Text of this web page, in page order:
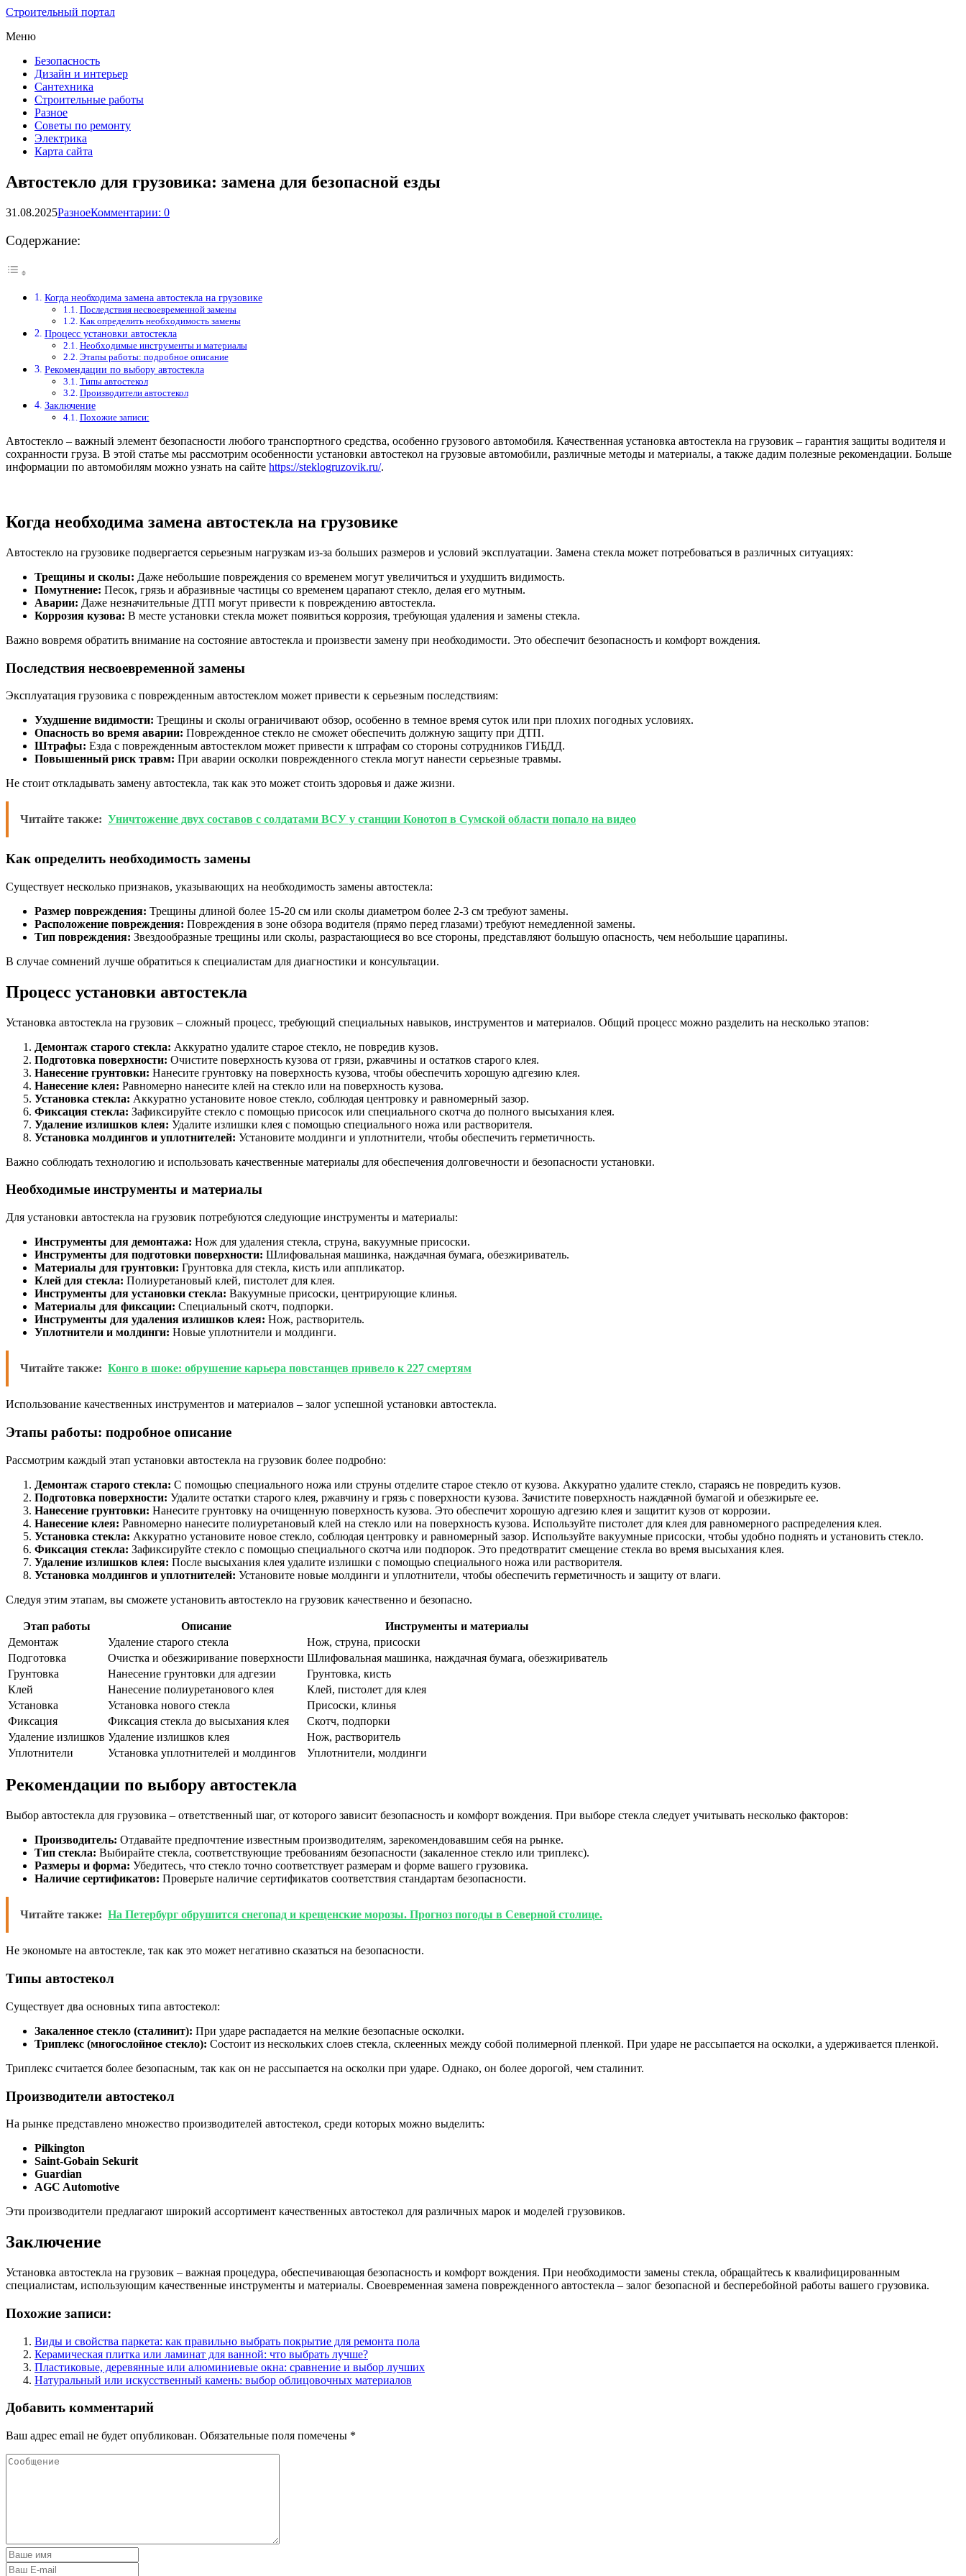
Строительный портал
Меню
Безопасность
Дизайн и интерьер
Сантехника
Строительные работы
Разное
Советы по ремонту
Электрика
Карта сайта
Автостекло для грузовика: замена для безопасной езды
31.08.2025РазноеКомментарии: 0
Содержание:
Когда необходима замена автостекла на грузовике
Последствия несвоевременной замены
Как определить необходимость замены
Процесс установки автостекла
Необходимые инструменты и материалы
Этапы работы: подробное описание
Рекомендации по выбору автостекла
Типы автостекол
Производители автостекол
Заключение
Похожие записи:
Автостекло – важный элемент безопасности любого транспортного средства, особенно грузового автомобиля. Качественная установка автостекла на грузовик – гарантия защиты водителя и
сохранности груза. В этой статье мы рассмотрим особенности установки автостекол на грузовые автомобили, различные методы и материалы, а также дадим полезные рекомендации. Больше
информации по автомобилям можно узнать на сайте https://steklogruzovik.ru/.
Когда необходима замена автостекла на грузовике
Автостекло на грузовике подвергается серьезным нагрузкам из-за больших размеров и условий эксплуатации. Замена стекла может потребоваться в различных ситуациях:
Трещины и сколы: Даже небольшие повреждения со временем могут увеличиться и ухудшить видимость.
Помутнение: Песок, грязь и абразивные частицы со временем царапают стекло, делая его мутным.
Аварии: Даже незначительные ДТП могут привести к повреждению автостекла.
Коррозия кузова: В месте установки стекла может появиться коррозия, требующая удаления и замены стекла.
Важно вовремя обратить внимание на состояние автостекла и произвести замену при необходимости. Это обеспечит безопасность и комфорт вождения.
Последствия несвоевременной замены
Эксплуатация грузовика с поврежденным автостеклом может привести к серьезным последствиям:
Ухудшение видимости: Трещины и сколы ограничивают обзор, особенно в темное время суток или при плохих погодных условиях.
Опасность во время аварии: Поврежденное стекло не сможет обеспечить должную защиту при ДТП.
Штрафы: Езда с поврежденным автостеклом может привести к штрафам со стороны сотрудников ГИБДД.
Повышенный риск травм: При аварии осколки поврежденного стекла могут нанести серьезные травмы.
Не стоит откладывать замену автостекла, так как это может стоить здоровья и даже жизни.
Читайте также: Уничтожение двух составов с солдатами ВСУ у станции Конотоп в Сумской области попало на видео
Как определить необходимость замены
Существует несколько признаков, указывающих на необходимость замены автостекла:
Размер повреждения: Трещины длиной более 15-20 см или сколы диаметром более 2-3 см требуют замены.
Расположение повреждения: Повреждения в зоне обзора водителя (прямо перед глазами) требуют немедленной замены.
Тип повреждения: Звездообразные трещины или сколы, разрастающиеся во все стороны, представляют большую опасность, чем небольшие царапины.
В случае сомнений лучше обратиться к специалистам для диагностики и консультации.
Процесс установки автостекла
Установка автостекла на грузовик – сложный процесс, требующий специальных навыков, инструментов и материалов. Общий процесс можно разделить на несколько этапов:
Демонтаж старого стекла: Аккуратно удалите старое стекло, не повредив кузов.
Подготовка поверхности: Очистите поверхность кузова от грязи, ржавчины и остатков старого клея.
Нанесение грунтовки: Нанесите грунтовку на поверхность кузова, чтобы обеспечить хорошую адгезию клея.
Нанесение клея: Равномерно нанесите клей на стекло или на поверхность кузова.
Установка стекла: Аккуратно установите новое стекло, соблюдая центровку и равномерный зазор.
Фиксация стекла: Зафиксируйте стекло с помощью присосок или специального скотча до полного высыхания клея.
Удаление излишков клея: Удалите излишки клея с помощью специального ножа или растворителя.
Установка молдингов и уплотнителей: Установите молдинги и уплотнители, чтобы обеспечить герметичность.
Важно соблюдать технологию и использовать качественные материалы для обеспечения долговечности и безопасности установки.
Необходимые инструменты и материалы
Для установки автостекла на грузовик потребуются следующие инструменты и материалы:
Инструменты для демонтажа: Нож для удаления стекла, струна, вакуумные присоски.
Инструменты для подготовки поверхности: Шлифовальная машинка, наждачная бумага, обезжириватель.
Материалы для грунтовки: Грунтовка для стекла, кисть или аппликатор.
Клей для стекла: Полиуретановый клей, пистолет для клея.
Инструменты для установки стекла: Вакуумные присоски, центрирующие клинья.
Материалы для фиксации: Специальный скотч, подпорки.
Инструменты для удаления излишков клея: Нож, растворитель.
Уплотнители и молдинги: Новые уплотнители и молдинги.
Читайте также: Конго в шоке: обрушение карьера повстанцев привело к 227 смертям
Использование качественных инструментов и материалов – залог успешной установки автостекла.
Этапы работы: подробное описание
Рассмотрим каждый этап установки автостекла на грузовик более подробно:
Демонтаж старого стекла: С помощью специального ножа или струны отделите старое стекло от кузова. Аккуратно удалите стекло, стараясь не повредить кузов.
Подготовка поверхности: Удалите остатки старого клея, ржавчину и грязь с поверхности кузова. Зачистите поверхность наждачной бумагой и обезжирьте ее.
Нанесение грунтовки: Нанесите грунтовку на очищенную поверхность кузова. Это обеспечит хорошую адгезию клея и защитит кузов от коррозии.
Нанесение клея: Равномерно нанесите полиуретановый клей на стекло или на поверхность кузова. Используйте пистолет для клея для равномерного распределения клея.
Установка стекла: Аккуратно установите новое стекло, соблюдая центровку и равномерный зазор. Используйте вакуумные присоски, чтобы удобно поднять и установить стекло.
Фиксация стекла: Зафиксируйте стекло с помощью специального скотча или подпорок. Это предотвратит смещение стекла во время высыхания клея.
Удаление излишков клея: После высыхания клея удалите излишки с помощью специального ножа или растворителя.
Установка молдингов и уплотнителей: Установите новые молдинги и уплотнители, чтобы обеспечить герметичность и защиту от влаги.
Следуя этим этапам, вы сможете установить автостекло на грузовик качественно и безопасно.
Этап работы Описание
Инструменты и материалы
Демонтаж
Удаление старого стекла
Нож, струна, присоски
Подготовка
Очистка и обезжиривание поверхности Шлифовальная машинка, наждачная бумага, обезжириватель
Грунтовка
Нанесение грунтовки для адгезии
Грунтовка, кисть
Клей
Нанесение полиуретанового клея
Клей, пистолет для клея
Установка
Установка нового стекла
Присоски, клинья
Фиксация
Фиксация стекла до высыхания клея
Скотч, подпорки
Удаление излишков Удаление излишков клея
Нож, растворитель
Уплотнители
Установка уплотнителей и молдингов Уплотнители, молдинги
Рекомендации по выбору автостекла
Выбор автостекла для грузовика – ответственный шаг, от которого зависит безопасность и комфорт вождения. При выборе стекла следует учитывать несколько факторов:
Производитель: Отдавайте предпочтение известным производителям, зарекомендовавшим себя на рынке.
Тип стекла: Выбирайте стекла, соответствующие требованиям безопасности (закаленное стекло или триплекс).
Размеры и форма: Убедитесь, что стекло точно соответствует размерам и форме вашего грузовика.
Наличие сертификатов: Проверьте наличие сертификатов соответствия стандартам безопасности.
Читайте также: На Петербург обрушится снегопад и крещенские морозы. Прогноз погоды в Северной столице.
Не экономьте на автостекле, так как это может негативно сказаться на безопасности.
Типы автостекол
Существует два основных типа автостекол:
Закаленное стекло (сталинит): При ударе распадается на мелкие безопасные осколки.
Триплекс (многослойное стекло): Состоит из нескольких слоев стекла, склеенных между собой полимерной пленкой. При ударе не рассыпается на осколки, а удерживается пленкой.
Триплекс считается более безопасным, так как он не рассыпается на осколки при ударе. Однако, он более дорогой, чем сталинит.
Производители автостекол
На рынке представлено множество производителей автостекол, среди которых можно выделить:
Pilkington
Saint-Gobain Sekurit
Guardian
AGC Automotive
Эти производители предлагают широкий ассортимент качественных автостекол для различных марок и моделей грузовиков.
Заключение
Установка автостекла на грузовик – важная процедура, обеспечивающая безопасность и комфорт вождения. При необходимости замены стекла, обращайтесь к квалифицированным
специалистам, использующим качественные инструменты и материалы. Своевременная замена поврежденного автостекла – залог безопасной и бесперебойной работы вашего грузовика.
Похожие записи:
Виды и свойства паркета: как правильно выбрать покрытие для ремонта пола
Керамическая плитка или ламинат для ванной: что выбрать лучше?
Пластиковые, деревянные или алюминиевые окна: сравнение и выбор лучших
Натуральный или искусственный камень: выбор облицовочных материалов
Добавить комментарий
Ваш адрес email не будет опубликован. Обязательные поля помечены *